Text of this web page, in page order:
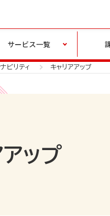
サービス一覧
ビリティ キャリアアップ
ップ